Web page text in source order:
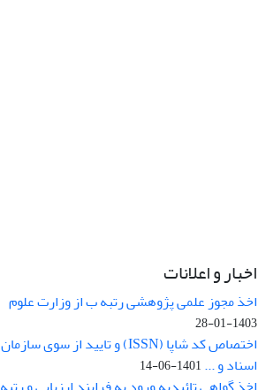
اخبار و اعلانات
اخذ مجوز علمی پژوهشی رتبه ب از وزارت علوم
1403-01-28
اختصاص کد شاپا (ISSN) و تایید از سوی سازمان
اسناد و ...1401-06-14